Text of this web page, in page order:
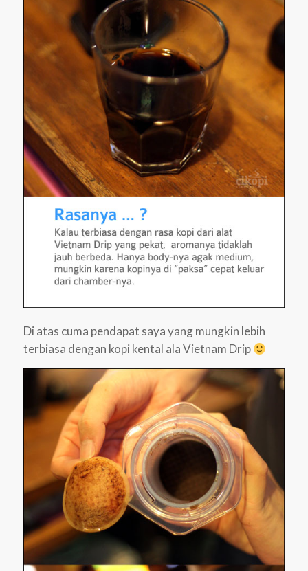
Di atas cuma pendapat saya yang mungkin lebih
terbiasa dengan kopi kental ala Vietnam Drip